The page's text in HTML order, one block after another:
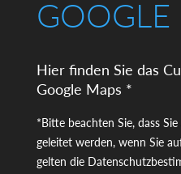
GOOGLE
Hier finden Sie das
Google Maps *
*Bitte beachten Sie, dass
geleitet werden, wenn Sie
gelten die